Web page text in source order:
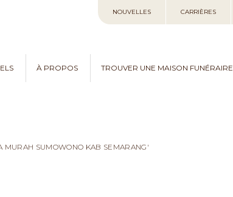
au
NOUVELLES CARRIÈRES
À PROPOS TROUVER UNE MAISON FUNÉRAIRE
MURAH SUMOWONO KAB SEMARANG'